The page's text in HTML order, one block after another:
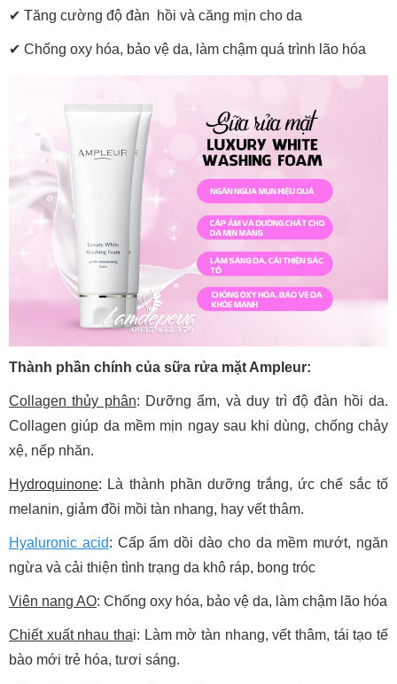
✔ Tăng cường độ đàn hồi và căng mịn cho da
✔ Chống oxy hóa, bảo vệ da, làm chậm quá trình lão hóa
Thành phần chính của sữa rửa mặt Ampleur:
Collagen thủy phân: Dưỡng ẩm, và duy trì độ đàn hồi da.
Collagen giúp da mềm mịn ngay sau khi dùng, chống chảy
xệ, nếp nhăn.
Hydroquinone: Là thành phần dưỡng trắng, ức chế sắc tố
melanin, giảm đồi mồi tàn nhang, hay vết thâm.
Hyaluronic acid: Cấp ẩm dồi dào cho da mềm mướt, ngăn
ngừa và cải thiện tình trạng da khô ráp, bong tróc
Viên nang AO: Chống oxy hóa, bảo vệ da, làm chậm lão hóa
Chiết xuất nhau thai: Làm mờ tàn nhang, vết thâm, tái tạo tế
bào mới trẻ hóa, tươi sáng.